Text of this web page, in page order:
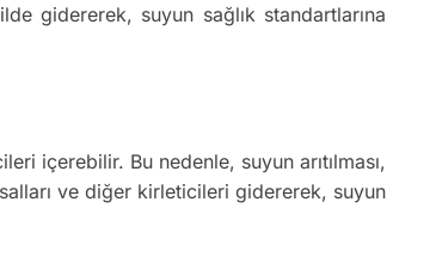
gidererek, suyun sağlık standartlarına
içerebilir. Bu nedenle, suyun arıtılması,
ve diğer kirleticileri gidererek, suyun